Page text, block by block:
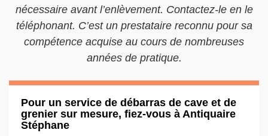
nécessaire avant l’enlèvement. Contactez-le en le
téléphonant. C’est un prestataire reconnu pour sa
compétence acquise au cours de nombreuses
années de pratique.
Pour un service de débarras de cave et de
grenier sur mesure, fiez-vous à Antiquaire
Stéphane